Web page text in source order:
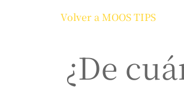
Volver a MOOS TIPS
¿De